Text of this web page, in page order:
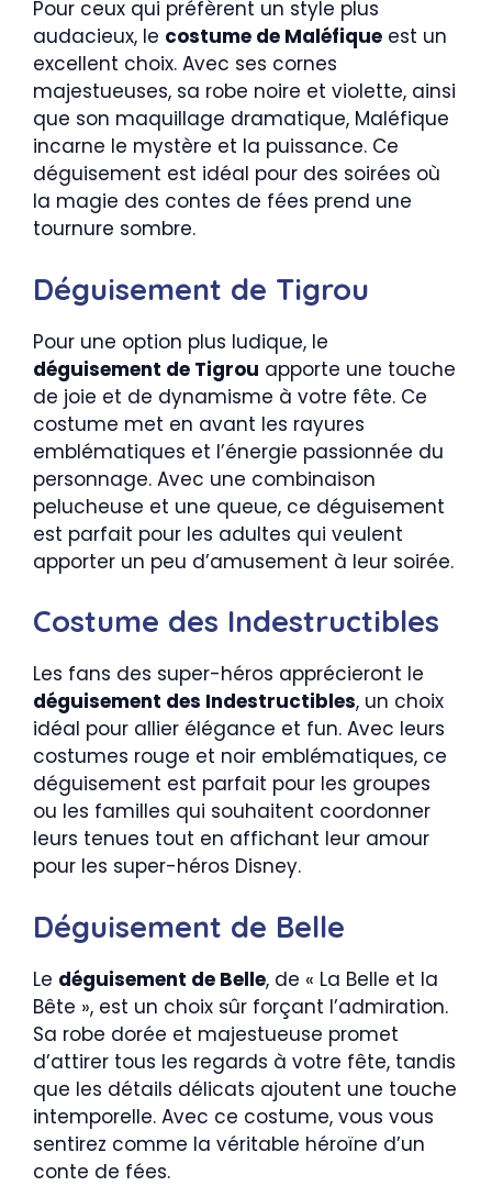
Pour ceux qui préfèrent un style plus
audacieux, le costume de Maléfique est un
excellent choix. Avec ses cornes
majestueuses, sa robe noire et violette, ainsi
que son maquillage dramatique, Maléfique
incarne le mystère et la puissance. Ce
déguisement est idéal pour des soirées où
la magie des contes de fées prend une
tournure sombre.
Déguisement de Tigrou
Pour une option plus ludique, le
déguisement de Tigrou apporte une touche
de joie et de dynamisme à votre fête. Ce
costume met en avant les rayures
emblématiques et l’énergie passionnée du
personnage. Avec une combinaison
pelucheuse et une queue, ce déguisement
est parfait pour les adultes qui veulent
apporter un peu d’amusement à leur soirée.
Costume des Indestructibles
Les fans des super-héros apprécieront le
déguisement des Indestructibles, un choix
idéal pour allier élégance et fun. Avec leurs
costumes rouge et noir emblématiques, ce
déguisement est parfait pour les groupes
ou les familles qui souhaitent coordonner
leurs tenues tout en affichant leur amour
pour les super-héros Disney.
Déguisement de Belle
Le déguisement de Belle, de « La Belle et la
Bête », est un choix sûr forçant l’admiration.
Sa robe dorée et majestueuse promet
d’attirer tous les regards à votre fête, tandis
que les détails délicats ajoutent une touche
intemporelle. Avec ce costume, vous vous
sentirez comme la véritable héroïne d’un
conte de fées.